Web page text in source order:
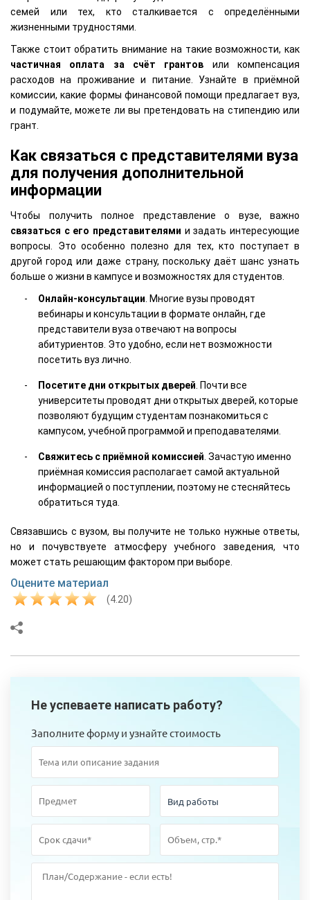
семей или тех, кто сталкивается с определёнными
жизненными трудностями.
Также стоит обратить внимание на такие возможности, как
частичная оплата за счёт грантов или компенсация
расходов на проживание и питание. Узнайте в приёмной
комиссии, какие формы финансовой помощи предлагает вуз,
и подумайте, можете ли вы претендовать на стипендию или
грант.
Как связаться с представителями вуза
для получения дополнительной
информации
Чтобы получить полное представление о вузе, важно
связаться с его представителями и задать интересующие
вопросы. Это особенно полезно для тех, кто поступает в
другой город или даже страну, поскольку даёт шанс узнать
больше о жизни в кампусе и возможностях для студентов.
Онлайн-консультации. Многие вузы проводят
вебинары и консультации в формате онлайн, где
представители вуза отвечают на вопросы
абитуриентов. Это удобно, если нет возможности
посетить вуз лично.
Посетите дни открытых дверей. Почти все
университеты проводят дни открытых дверей, которые
позволяют будущим студентам познакомиться с
кампусом, учебной программой и преподавателями.
Свяжитесь с приёмной комиссией. Зачастую именно
приёмная комиссия располагает самой актуальной
информацией о поступлении, поэтому не стесняйтесь
обратиться туда.
Связавшись с вузом, вы получите не только нужные ответы,
но и почувствуете атмосферу учебного заведения, что
может стать решающим фактором при выборе.
Оцените материал
(4.20)
Не успеваете написать работу?
Заполните форму и узнайте стоимость